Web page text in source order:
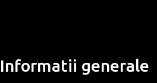
Informatii generale